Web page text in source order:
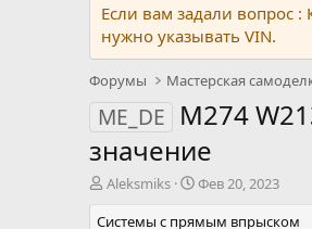
Если вам задали вопрос
нужно указывать VIN.
Форумы Мастерская
ME_DE M274
значение
А
т
Aleksmiks
Д
т
Фев 20, 2023
Системы с прямым впрыском